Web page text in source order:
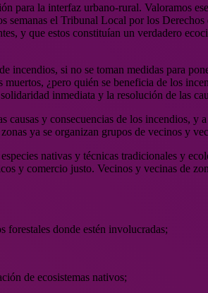
para la interfaz urbano-rural. Valoramos
semanas el Tribunal Local por los
y que estos constituían un verdadero
incendios, si no se toman medidas para
¿pero quién se beneficia de los
inmediata y la resolución de las
y consecuencias de los incendios,
ya se organizan grupos de vecinos y
nativas y técnicas tradicionales y
y comercio justo. Vecinos y vecinas de
forestales donde estén involucradas;
de ecosistemas nativos;